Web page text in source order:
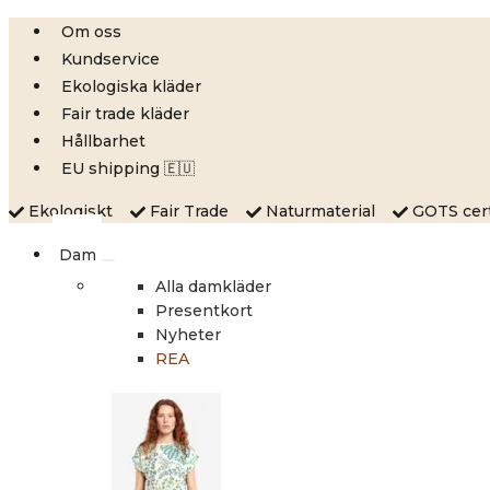
Skip
content
Om oss
Kundservice
Ekologiska kläder
Fair trade kläder
Hållbarhet
EU shipping 🇪🇺
Ekologiskt Fair Trade Naturmaterial GOTS
Dam
Alla damkläder
Presentkort
Nyheter
REA